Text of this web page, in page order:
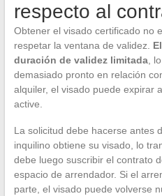
respecto al
Obtener el visado certificado no
respetar la ventana de validez.
duración de validez limitada,
demasiado pronto en relación
alquiler, el visado puede expirar
active.
La solicitud debe hacerse antes
inquilino obtiene su visado, lo
debe luego suscribir el contrato
espacio de arrendador. Si el
parte, el visado puede volverse